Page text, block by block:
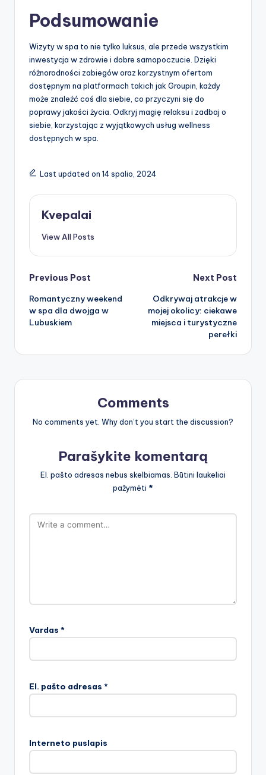
Podsumowanie
Wizyty w spa to nie tylko luksus, ale przede wszystkim
inwestycja w zdrowie i dobre samopoczucie. Dzięki
różnorodności zabiegów oraz korzystnym ofertom
dostępnym na platformach takich jak Groupin, każdy
może znaleźć coś dla siebie, co przyczyni się do
poprawy jakości życia. Odkryj magię relaksu i zadbaj o
siebie, korzystając z wyjątkowych usług wellness
dostępnych w spa.
Last updated on 14 spalio, 2024
Kvepalai
View All Posts
Post
navigation
Previous Post
Romantyczny weekend
w spa dla dwojga w
Lubuskiem
Next Post
Odkrywaj atrakcje w
mojej okolicy: ciekawe
miejsca i turystyczne
perełki
Comments
No comments yet. Why don’t you start the discussion?
Parašykite komentarą
El. pašto adresas nebus skelbiamas. Būtini laukeliai
pažymėti *
Vardas *
El. pašto adresas *
Interneto puslapis